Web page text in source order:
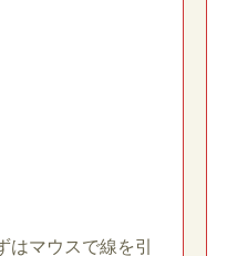
マウスで線を引